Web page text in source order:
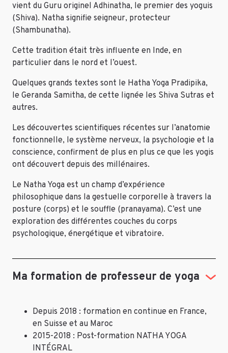
vient du Guru originel Adhinatha, le premier des yoguis
(Shiva). Natha signifie seigneur, protecteur
(Shambunatha).
Cette tradition était très influente en Inde, en
particulier dans le nord et l’ouest.
Quelques grands textes sont le Hatha Yoga Pradipika,
le Geranda Samitha, de cette lignée les Shiva Sutras et
autres.
Les découvertes scientifiques récentes sur l’anatomie
fonctionnelle, le système nerveux, la psychologie et la
conscience, confirment de plus en plus ce que les yogis
ont découvert depuis des millénaires.
Le Natha Yoga est un champ d’expérience
philosophique dans la gestuelle corporelle à travers la
posture (corps) et le souffle (pranayama). C’est une
exploration des différentes couches du corps
psychologique, énergétique et vibratoire.
Ma formation de professeur de yoga
Depuis 2018 : formation en continue en France,
en Suisse et au Maroc
2015-2018 : Post-formation NATHA YOGA
INTÉGRAL